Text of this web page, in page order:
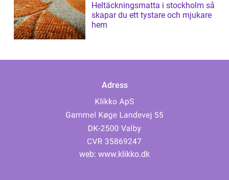
Heltäckningsmatta i stockholm så
skapar du ett tystare och mjukare
hem
Adress
web: www.klikko.dk